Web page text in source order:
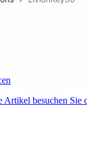
Artikel besuchen